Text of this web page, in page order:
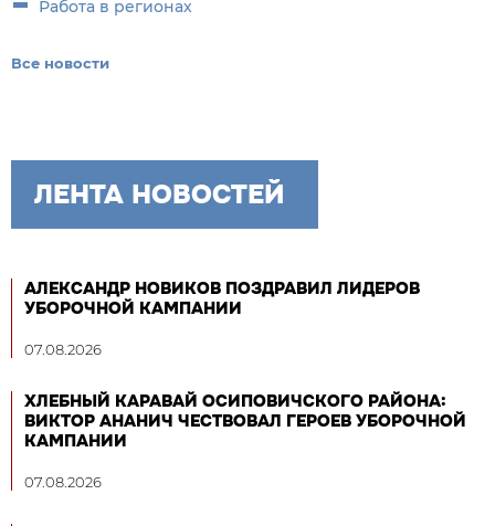
Работа в регионах
Все новости
ЛЕНТА НОВОСТЕЙ
АЛЕКСАНДР НОВИКОВ ПОЗДРАВИЛ ЛИДЕРОВ
УБОРОЧНОЙ КАМПАНИИ
07.08.2026
ХЛЕБНЫЙ КАРАВАЙ ОСИПОВИЧСКОГО РАЙОНА:
ВИКТОР АНАНИЧ ЧЕСТВОВАЛ ГЕРОЕВ УБОРОЧНОЙ
КАМПАНИИ
07.08.2026